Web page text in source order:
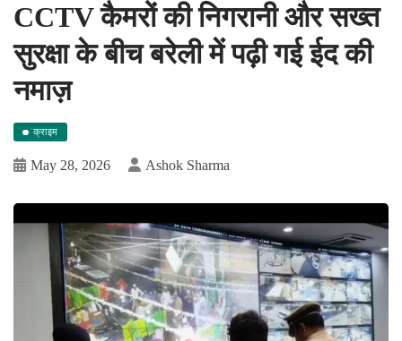
CCTV कैमरों की निगरानी और सख्त
सुरक्षा के बीच बरेली में पढ़ी गई ईद की
नमाज़
क्राइम
May 28, 2026 Ashok Sharma